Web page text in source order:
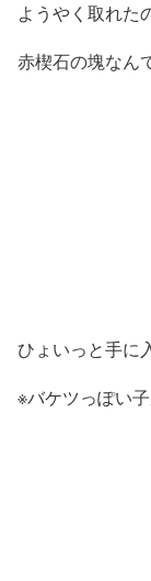
ようやく取れた
赤楔石の塊なん
ひょいっと手に
※バケツっぽい子